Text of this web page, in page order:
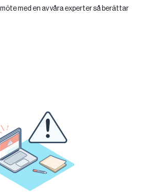
med en av våra experter så berättar